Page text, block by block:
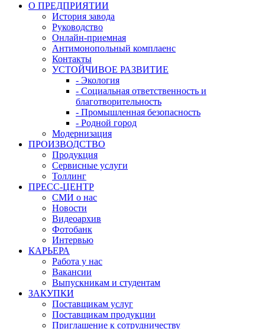
О ПРЕДПРИЯТИИ
История завода
Руководство
Онлайн-приемная
Антимонопольный комплаенс
Контакты
УСТОЙЧИВОЕ РАЗВИТИЕ
- Экология
- Социальная ответственность и
благотворительность
- Промышленная безопасность
- Родной город
Модернизация
ПРОИЗВОДСТВО
Продукция
Сервисные услуги
Толлинг
ПРЕСС-ЦЕНТР
СМИ о нас
Новости
Видеоархив
Фотобанк
Интервью
КАРЬЕРА
Работа у нас
Вакансии
Выпускникам и студентам
ЗАКУПКИ
Поставщикам услуг
Поставщикам продукции
Приглашение к сотрудничеству